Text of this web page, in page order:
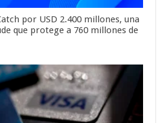
por USD 2.400 millones, una
que protege a 760 millones de